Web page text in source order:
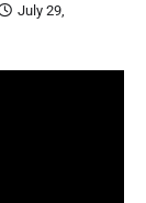
July 29,